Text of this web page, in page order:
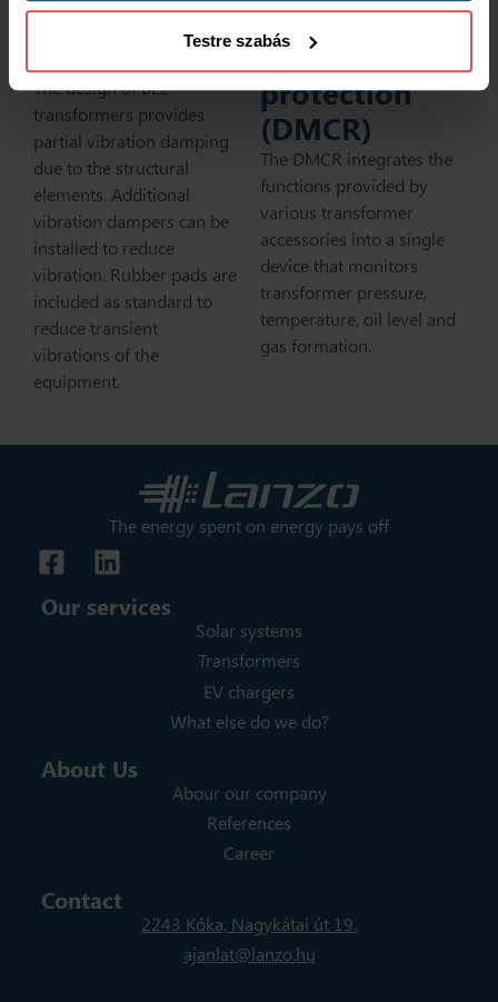
Testre szabás
damping
The design of BEZ
transformers provides
partial vibration damping
due to the structural
elements. Additional
vibration dampers can be
installed to reduce
vibration. Rubber pads are
included as standard to
reduce transient
vibrations of the
equipment.
Transformer
combined
protection
(DMCR)
The DMCR integrates the
functions provided by
various transformer
accessories into a single
device that monitors
transformer pressure,
temperature, oil level and
gas formation.
The energy spent on energy pays off
Our services
Solar systems
Transformers
EV chargers
What else do we do?
About Us
Abour our company
References
Career
Contact
2243 Kóka, Nagykátai út 19.
ajanlat@lanzo.hu